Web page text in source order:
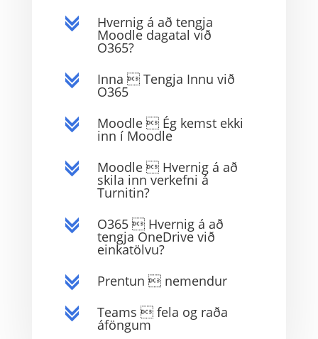
c Hvernig á að tengja
Moodle dagatal við
O365?
c Inna  Tengja Innu við
O365
c Moodle  Ég kemst ekki
inn í Moodle
c Moodle  Hvernig á að
skila inn verkefni á
Turnitin?
c O365  Hvernig á að
tengja OneDrive við
einkatölvu?
c Prentun  nemendur
c Teams  fela og raða
áföngum